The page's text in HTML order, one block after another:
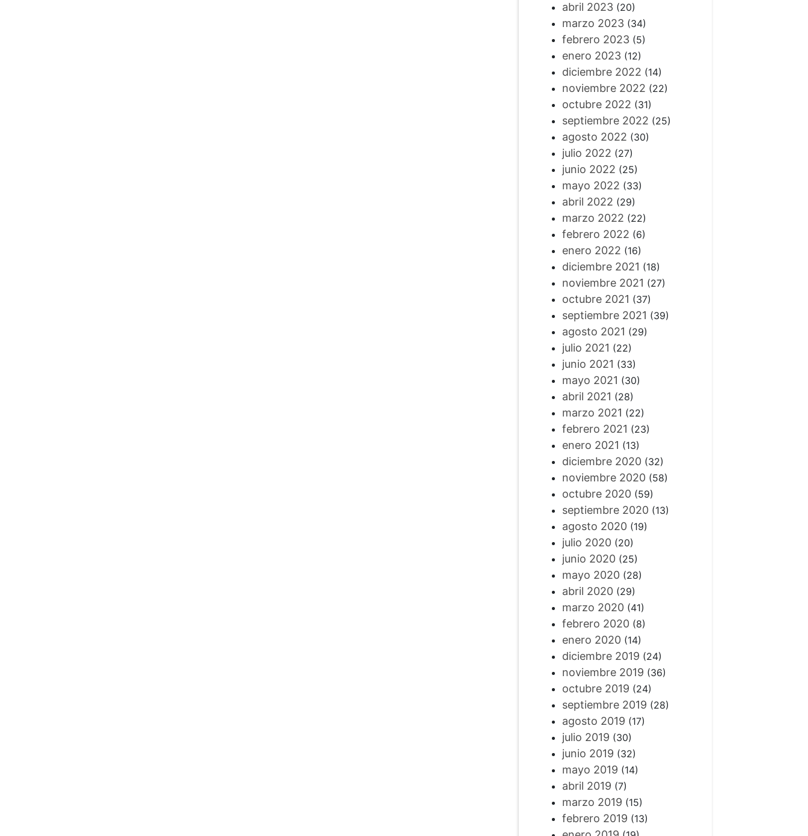
abril 2023(20)
marzo 2023(34)
febrero 2023(5)
enero 2023(12)
diciembre 2022 (14)
noviembre 2022 (22)
octubre 2022 (31)
septiembre 2022 (25)
agosto 2022 (30)
julio 2022 (27)
junio 2022 (25)
mayo 2022 (33)
abril 2022 (29)
marzo 2022 (22)
febrero 2022 (6)
enero 2022 (16)
diciembre 2021 (18)
noviembre 2021 (27)
octubre 2021 (37)
septiembre 2021 (39)
agosto 2021 (29)
julio 2021 (22)
junio 2021 (33)
mayo 2021 (30)
abril 2021 (28)
marzo 2021 (22)
febrero 2021 (23)
enero 2021 (13)
diciembre 2020(32)
noviembre 2020(58)
octubre 2020(59)
septiembre 2020(13)
agosto 2020(19)
julio 2020(20)
junio 2020(25)
mayo 2020(28)
abril 2020(29)
marzo 2020(41)
febrero 2020(8)
enero 2020(14)
diciembre 2019 (24)
noviembre 2019 (36)
octubre 2019 (24)
septiembre 2019 (28)
agosto 2019 (17)
julio 2019 (30)
junio 2019 (32)
mayo 2019 (14)
abril 2019 (7)
marzo 2019 (15)
febrero 2019 (13)